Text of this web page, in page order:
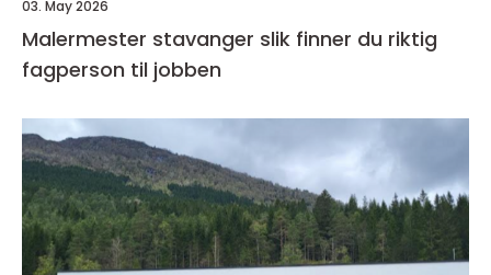
03. May 2026
Malermester stavanger slik finner du riktig
fagperson til jobben